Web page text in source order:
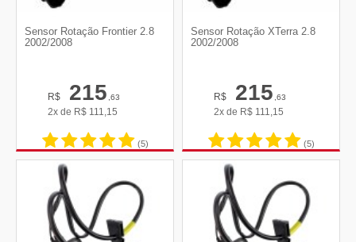
Sensor Rotação Frontier 2.8
2002/2008
R$ 215,63
2x de R$ 111,15
(5)
Sensor Rotação XTerra 2.8
2002/2008
R$ 215,63
2x de R$ 111,15
(5)